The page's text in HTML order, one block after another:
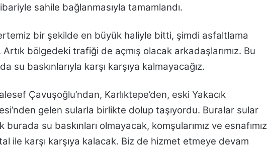
sahile bağlanmasıyla tamamlandı.
bir şekilde en büyük haliyle bitti, şimdi asfaltlama
Artık bölgedeki trafiği de açmış olacak arkadaşlarımız. Bu
su baskınlarıyla karşı karşıya kalmayacağız.
Çavuşoğlu’ndan, Karlıktepe’den, eski Yakacık
gelen sularla birlikte dolup taşıyordu. Buralar sular
burada su baskınları olmayacak, komşularımız ve esnafımız
ile karşı karşıya kalacak. Biz de hizmet etmeye devam